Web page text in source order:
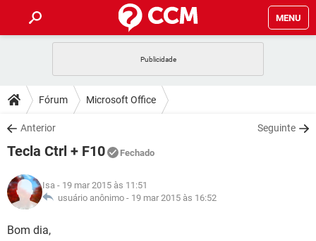
MENU
CELULAR
OUTLOOK
INSTAGRAM
GUIA DE COMPRAS
DICAS
JOGOS
INSTAGRAM
GUIA DE COMPRAS
DOWNLOADS
JOGOS
CELULAR
OUTLOOK EXCEL
INSTAGRAM
JOGOS
CELULAR
OUTLOOK
GLOSSÁRIO
JOGOS
Fórum Microsoft Office
Anterior Seguinte
Tecla Ctrl + F10 Fechado
Isa - 19 mar 2015 às 11:51
usuário anônimo - 19 mar 2015 às 16:52
Bom dia,